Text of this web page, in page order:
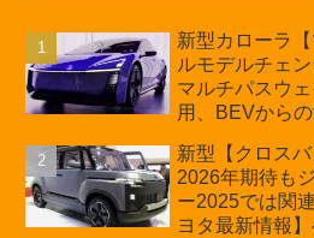
新型カローラ
ルモデルチェ
マルチパスウ
用、BEVから
の採用は無し
周年記念車発売
新型【クロス
2026年期待も
ー2025では関
ヨタ最新情報